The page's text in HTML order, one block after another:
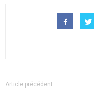
Article précédent